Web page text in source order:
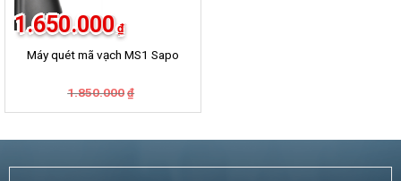
Máy quét mã vạch MS1 Sapo
1.850.000 ₫
là:
1.650.000 ₫
tại
1.650.000₫.